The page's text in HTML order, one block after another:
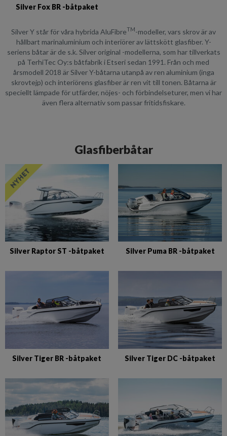
Silver Fox BR -båtpaket
Silver Y står för våra hybrida AluFibreTM -modeller, vars skrov är av
hållbart marinaluminium och interiörer av lättskött glasfiber. Y-
seriens båtar är de s.k. Silver original -modellerna, som har tillverkats
på TerhiTec Oy:s båtfabrik i Etseri sedan 1991. Från och med
årsmodell 2018 är Silver Y-båtarna utanpå av ren aluminium (inga
skrovtejp) och interiörens glasfiber är ren vit till tonen. Båtarna är
speciellt lämpade för utfärder, nöjes- och förbindelseturer, men vi har
även flera alternativ som passar fritidsfiskare.
Glasfiberbåtar
Silver Raptor ST -båtpaket Silver Puma BR -båtpaket
Silver Tiger BR -båtpaket Silver Tiger DC -båtpaket